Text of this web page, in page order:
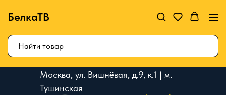
БелкаТВ
Москва, ул. Вишнёвая, д.9, к.1 | м.
Тушинская